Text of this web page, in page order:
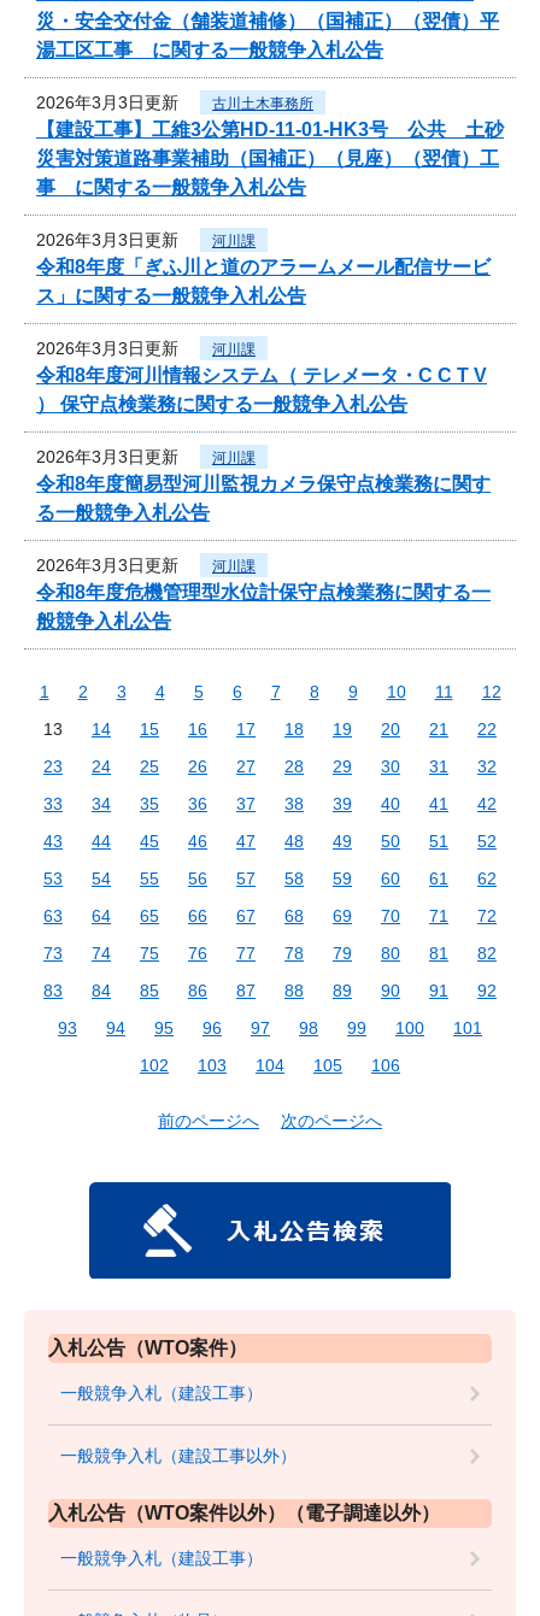
災・安全交付金（舗装道補修）（国補正）（翌債）平
湯工区工事 に関する一般競争入札公告
2026年3月3日更新 古川土木事務所
【建設工事】工維3公第HD-11-01-HK3号 公共 土砂
災害対策道路事業補助（国補正）（見座）（翌債）工
事 に関する一般競争入札公告
2026年3月3日更新 河川課
令和8年度「ぎふ川と道のアラームメール配信サービ
ス」に関する一般競争入札公告
2026年3月3日更新 河川課
令和8年度河川情報システム（ テレメータ・C C T V
） 保守点検業務に関する一般競争入札公告
2026年3月3日更新 河川課
令和8年度簡易型河川監視カメラ保守点検業務に関す
る一般競争入札公告
2026年3月3日更新 河川課
令和8年度危機管理型水位計保守点検業務に関する一
般競争入札公告
1 2 3 4 5 6 7 8 9 10 11
12
13
14 15 16 17 18 19 20 21
22
23
24 25 26 27 28 29 30 31
32
33
34 35 36 37 38 39 40 41
42
43
44 45 46 47 48 49 50 51
52
53
54 55 56 57 58 59 60 61
62
63
64 65 66 67 68 69 70 71
72
73
74 75 76 77 78 79 80 81
82
83
84 85 86 87 88 89 90 91
92
93
94 95 96 97 98 99 100
101
102
103 104 105 106
前のページへ 次のページへ
入札公告（WTO案件）
一般競争入札（建設工事）
一般競争入札（建設工事以外）
入札公告（WTO案件以外）（電子調達以外）
一般競争入札（建設工事）